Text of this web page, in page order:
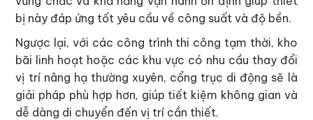
bị này đáp ứng tốt yêu cầu về công suất và độ bền.
Ngược lại, với các công trình thi công tạm thời, kho
bãi linh hoạt hoặc các khu vực có nhu cầu thay đổi
vị trí nâng hạ thường xuyên, cổng trục di động sẽ là
giải pháp phù hợp hơn, giúp tiết kiệm không gian và
dễ dàng di chuyển đến vị trí cần thiết.